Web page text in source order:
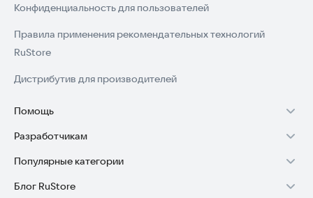
Конфиденциальность для пользователей
Правила применения рекомендательных технологий
RuStore
Дистрибутив для производителей
Помощь
Установка RuStore на TV
Установка RuStore на телефон
Установка RuStore в машину
Разработчикам
Зарабатывать с RuStore
Стать разработчиком
Популярные категории
Игры для Android
Блог RuStore